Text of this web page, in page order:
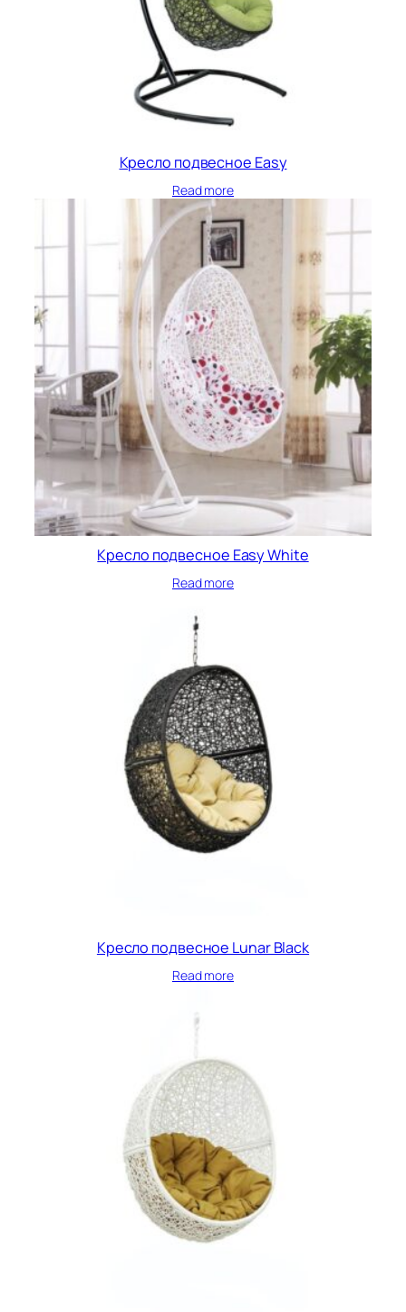
Кресло подвесное Easy
Read more
Кресло подвесное Easy White
Read more
Кресло подвесное Lunar Black
Read more